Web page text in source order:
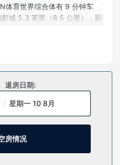
体育世界综合体有 9 分钟车
城 5.3 英里（8.5 公里），距
床。提供免费无线网络，方便
满足您的娱乐需求。私人浴室
者到露台欣赏美景。此酒店的
电视和旅游/票务服务。有了主
退房日期:
星期一 10 8月
房情况